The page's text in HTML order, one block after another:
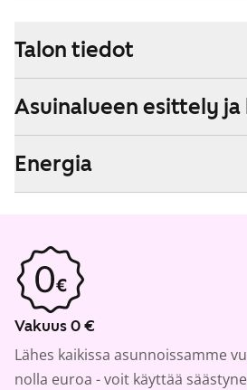
Talon tiedot
Asuinalueen esittely
Energia
Vakuus 0 €
Lähes kaikissa asunnoissamme
nolla euroa - voit käyttää